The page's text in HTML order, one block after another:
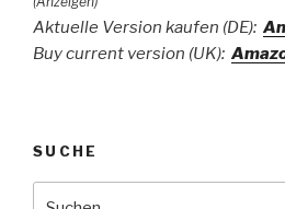
Aktuelle Version kaufen (DE):
Buy current version (UK):
SUCHE